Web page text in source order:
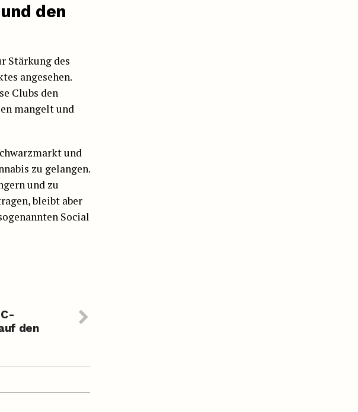
den
Stärkung des
angesehen.
Clubs den
mangelt und
und
zu gelangen.
und zu
bleibt aber
Social
den